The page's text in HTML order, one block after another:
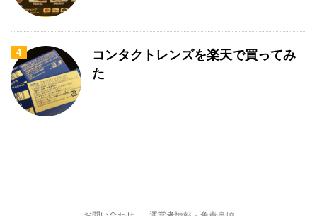
4
コンタクトレンズを楽天で買ってみ
た